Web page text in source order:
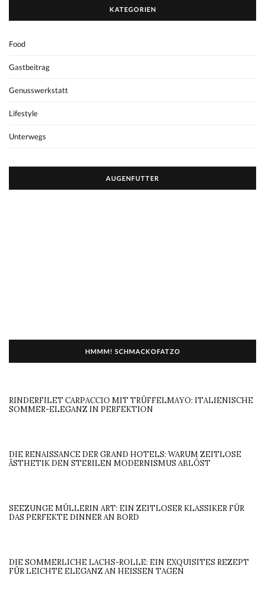
KATEGORIEN
Food
Gastbeitrag
Genusswerkstatt
Lifestyle
Unterwegs
AUGENFUTTER
HMMM! SCHMACKOFATZO
RINDERFILET CARPACCIO MIT TRÜFFELMAYO: ITALIENISCHE
SOMMER-ELEGANZ IN PERFEKTION
DIE RENAISSANCE DER GRAND HOTELS: WARUM ZEITLOSE
ÄSTHETIK DEN STERILEN MODERNISMUS ABLÖST
SEEZUNGE MÜLLERIN ART: EIN ZEITLOSER KLASSIKER FÜR
DAS PERFEKTE DINNER AN BORD
DIE SOMMERLICHE LACHS-ROLLE: EIN EXQUISITES REZEPT
FÜR LEICHTE ELEGANZ AN HEISSEN TAGEN